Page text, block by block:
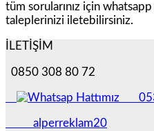
tüm sorularınız için
taleplerinizi iletebilirsiniz.
İLETİŞİM
0850 308 80 72
alperreklam20